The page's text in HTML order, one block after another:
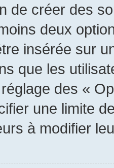
de créer des
deux
insérée sur
que les
des «
une limite
à modifier